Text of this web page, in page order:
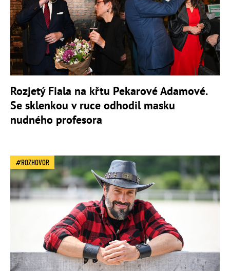
Rozjetý Fiala na křtu Pekarové Adamové.
Se sklenkou v ruce odhodil masku
nudného profesora
ROZHOVOR